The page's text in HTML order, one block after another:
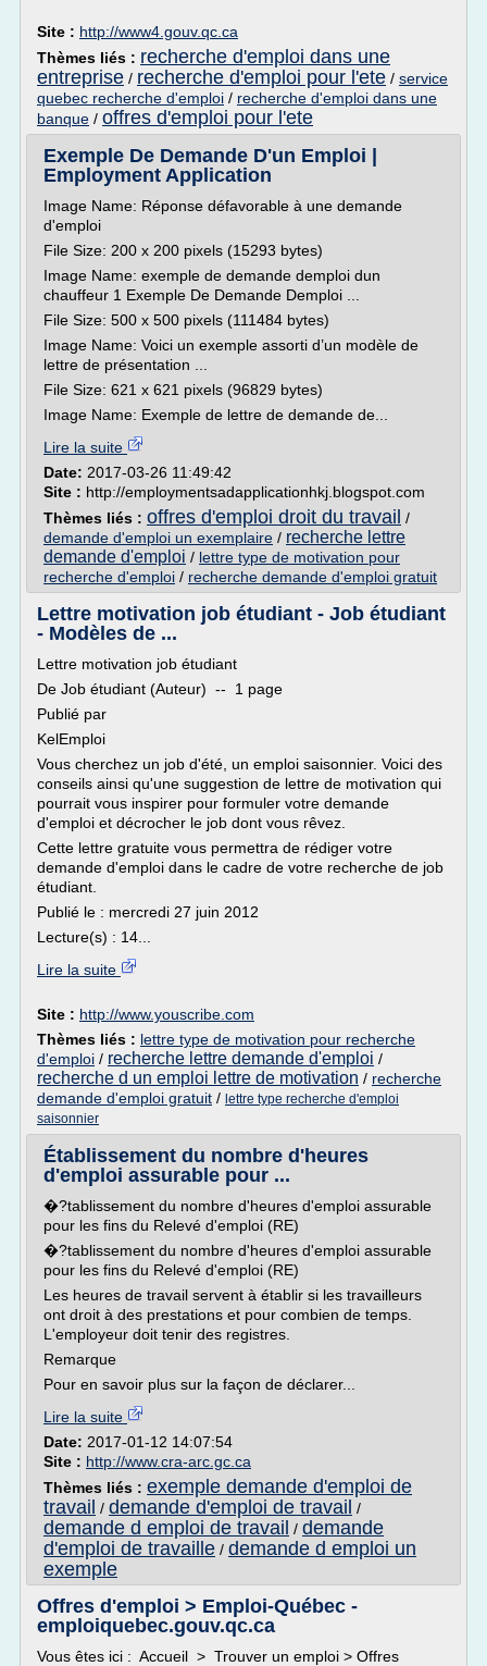
Site : http://www4.gouv.qc.ca
Thèmes liés : recherche d'emploi dans une
entreprise / recherche d'emploi pour l'ete / service
quebec recherche d'emploi / recherche d'emploi dans une
banque / offres d'emploi pour l'ete
Exemple De Demande D'un Emploi |
Employment Application
Image Name: Réponse défavorable à une demande
d'emploi
File Size: 200 x 200 pixels (15293 bytes)
Image Name: exemple de demande demploi dun
chauffeur 1 Exemple De Demande Demploi ...
File Size: 500 x 500 pixels (111484 bytes)
Image Name: Voici un exemple assorti d’un modèle de
lettre de présentation ...
File Size: 621 x 621 pixels (96829 bytes)
Image Name: Exemple de lettre de demande de...
Lire la suite
Date: 2017-03-26 11:49:42
Site : http://employmentsadapplicationhkj.blogspot.com
Thèmes liés : offres d'emploi droit du travail /
demande d'emploi un exemplaire / recherche lettre
demande d'emploi / lettre type de motivation pour
recherche d'emploi / recherche demande d'emploi gratuit
Lettre motivation job étudiant - Job étudiant
- Modèles de ...
Lettre motivation job étudiant
De Job étudiant (Auteur) -- 1 page
Publié par
KelEmploi
Vous cherchez un job d'été, un emploi saisonnier. Voici des
conseils ainsi qu'une suggestion de lettre de motivation qui
pourrait vous inspirer pour formuler votre demande
d'emploi et décrocher le job dont vous rêvez.
Cette lettre gratuite vous permettra de rédiger votre
demande d'emploi dans le cadre de votre recherche de job
étudiant.
Publié le : mercredi 27 juin 2012
Lecture(s) : 14...
Lire la suite
Site : http://www.youscribe.com
Thèmes liés : lettre type de motivation pour recherche
d'emploi / recherche lettre demande d'emploi /
recherche d un emploi lettre de motivation / recherche
demande d'emploi gratuit / lettre type recherche d'emploi
saisonnier
Établissement du nombre d'heures
d'emploi assurable pour ...
�?tablissement du nombre d'heures d'emploi assurable
pour les fins du Relevé d'emploi (RE)
�?tablissement du nombre d'heures d'emploi assurable
pour les fins du Relevé d'emploi (RE)
Les heures de travail servent à établir si les travailleurs
ont droit à des prestations et pour combien de temps.
L'employeur doit tenir des registres.
Remarque
Pour en savoir plus sur la façon de déclarer...
Lire la suite
Date: 2017-01-12 14:07:54
Site : http://www.cra-arc.gc.ca
Thèmes liés : exemple demande d'emploi de
travail / demande d'emploi de travail /
demande d emploi de travail / demande
d'emploi de travaille / demande d emploi un
exemple
Offres d'emploi > Emploi-Québec -
emploiquebec.gouv.qc.ca
Vous êtes ici : Accueil > Trouver un emploi > Offres